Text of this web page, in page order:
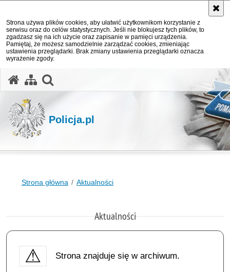
Strona używa plików cookies, aby ułatwić użytkownikom korzystanie z
serwisu oraz do celów statystycznych. Jeśli nie blokujesz tych plików, to
zgadzasz się na ich użycie oraz zapisanie w pamięci urządzenia.
Pamiętaj, że możesz samodzielnie zarządzać cookies, zmieniając
ustawienia przeglądarki. Brak zmiany ustawienia przeglądarki oznacza
wyrażenie zgody.
Policja.pl
Strona główna Aktualności
Aktualności
Strona znajduje się w archiwum.